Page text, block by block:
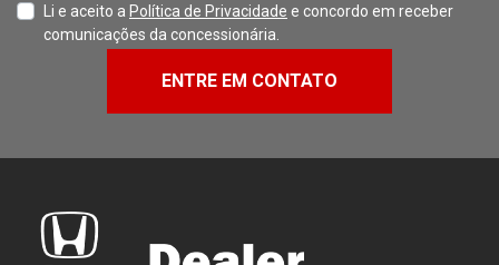
Li e aceito a Política de Privacidade e concordo em receber
comunicações da concessionária.
ENTRE EM CONTATO